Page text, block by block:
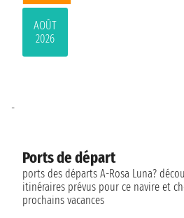
AOÛT
2026
Ports de départ
ports des départs A-Rosa Luna?
itinéraires prévus pour ce navire et
prochains vacances
-